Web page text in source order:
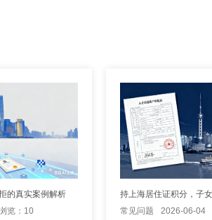
的真实案例解析
览：10
常见问题
2026-06-04